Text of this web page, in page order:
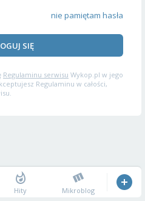
nie pamiętam hasła
SIĘ
Regulaminu serwisu Wykop.pl w jego
Regulaminu w całości,
Hity Mikroblog